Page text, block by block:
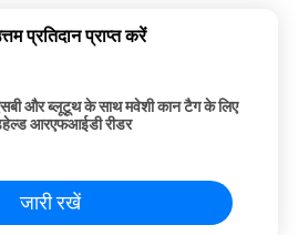
प्रतिदान प्राप्त करें
और ब्लूटूथ के साथ मवेशी कान टैग के लिए
आरएफआईडी रीडर
जारी रखें